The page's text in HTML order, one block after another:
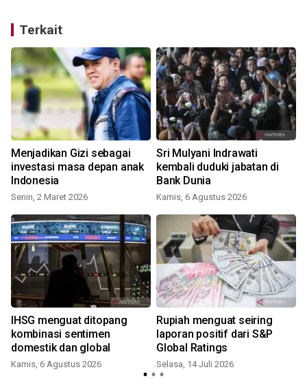
Terkait
Menjadikan Gizi sebagai
investasi masa depan anak
Indonesia
Senin, 2 Maret 2026
Sri Mulyani Indrawati
kembali duduki jabatan di
Bank Dunia
Kamis, 6 Agustus 2026
IHSG menguat ditopang
kombinasi sentimen
domestik dan global
Kamis, 6 Agustus 2026
Rupiah menguat seiring
laporan positif dari S&P
Global Ratings
Selasa, 14 Juli 2026